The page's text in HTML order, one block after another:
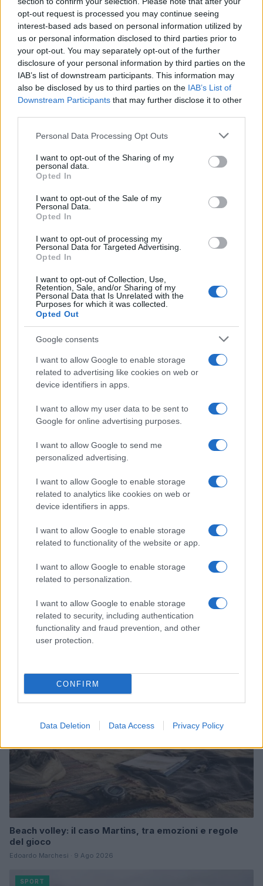
opt-out request is processed you may continue seeing
interest-based ads based on personal information utilized by
us or personal information disclosed to third parties prior to
your opt-out. You may separately opt-out of the further
disclosure of your personal information by third parties on the
IAB’s list of downstream participants. This information may
also be disclosed by us to third parties on the IAB’s List of
Downstream Participants that may further disclose it to other
Please note that this website/app uses one or more Google
not limited to your visit or usage behaviour. You may click to
grant or deny consent to Google and its third-party tags to
use your data for below specified purposes in below Google
consent section.
Personal Data Processing Opt Outs
I want to opt-out of the Sharing of my
personal data.
Opted In
I want to opt-out of the Sale of my
Personal Data.
Opted In
I want to opt-out of processing my
Personal Data for Targeted Advertising.
Opted In
I want to opt-out of Collection, Use,
Retention, Sale, and/or Sharing of my
Personal Data that Is Unrelated with the
Purposes for which it was collected.
Opted Out
Google consents
I want to allow Google to enable storage
related to advertising like cookies on web or
device identifiers in apps.
I want to allow my user data to be sent to
Google for online advertising purposes.
I want to allow Google to send me
personalized advertising.
I want to allow Google to enable storage
related to analytics like cookies on web or
device identifiers in apps.
I want to allow Google to enable storage
related to functionality of the website or app.
I want to allow Google to enable storage
related to personalization.
I want to allow Google to enable storage
related to security, including authentication
functionality and fraud prevention, and other
user protection.
CONFIRM
Data Deletion Data Access Privacy Policy
piede è leggermente più gonfio, indossa il tipo di
calze che utilizzerai in corsa e fai qualche passo o
breve corsetta in negozio. Valuta l’uso previsto
(allenamento quotidiano, gara, trail) e privilegia
modelli con materiali traspirantie unasuola
adatta al terreno. Infine, ricorda che la durata
media di un modello da running si aggira intorno ai
600-800 km a seconda del peso e dello stile di
corsa: tenerne conto aiuta a programmare la
sostituzione prima che l’ammortizzazione perda
efficacia.
AUTORE
Susanna Riva osserva Bologna dalla finestra
dell’Archivio di Stato dove una volta ha
sulle cooperative cittadine: quel documento
segnò la scelta editoriale di approfondire
responsabilità istituzionali. Tiene linea critica
Continua a leggere
Beach volley: il caso Martins, tra emozioni e regole
del gioco
Edoardo Marchesi · 9 Ago 2026
SPORT